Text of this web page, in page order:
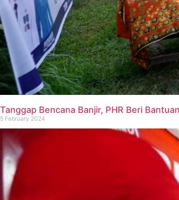
Tanggap Bencana Banjir, PHR Beri
5 February 2024